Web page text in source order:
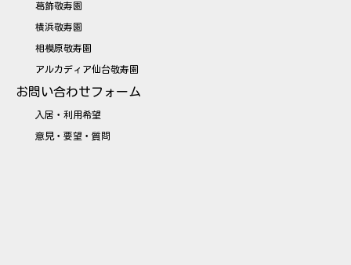
葛飾敬寿園
横浜敬寿園
相模原敬寿園
アルカディア仙台敬寿園
お問い合わせフォーム
入居・利用希望
意見・要望・質問